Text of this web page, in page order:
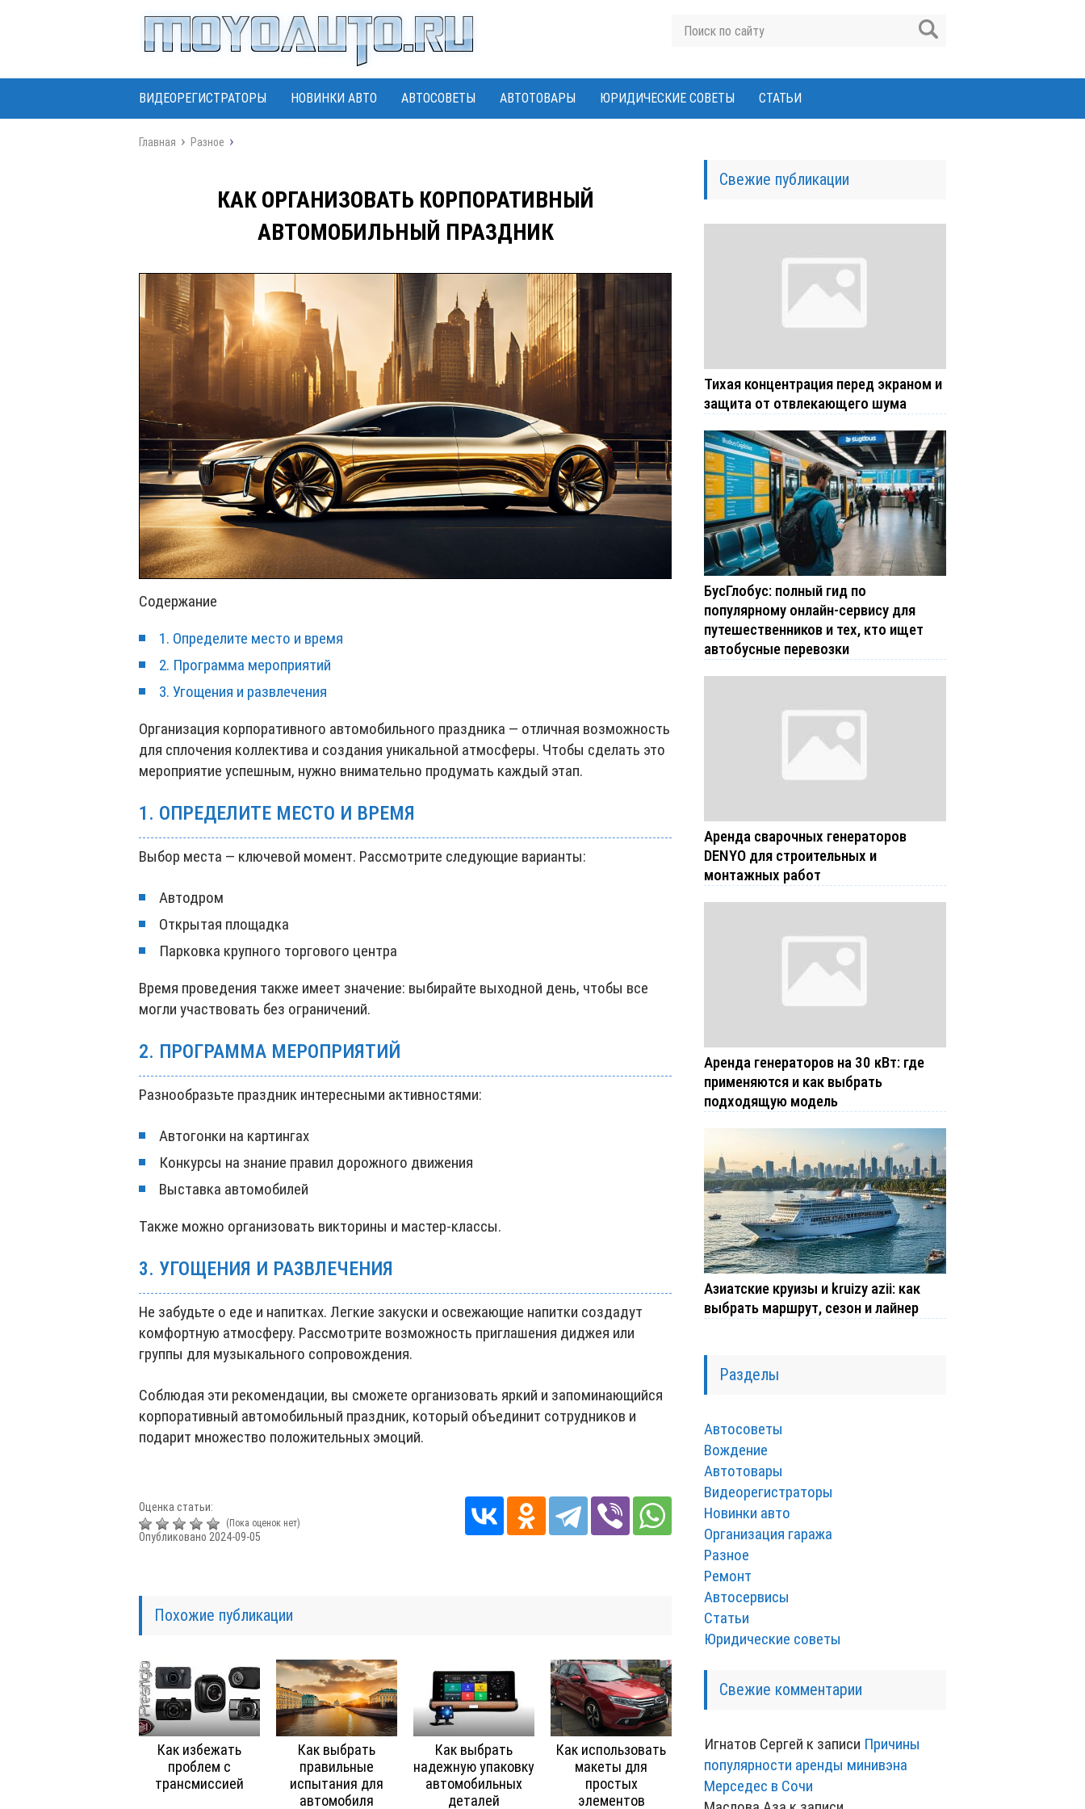
ВИДЕОРЕГИСТРАТОРЫ НОВИНКИ АВТО АВТОСОВЕТЫ АВТОТОВАРЫ ЮРИДИЧЕСКИЕ СОВЕТЫ СТАТЬИ
Главная Разное
КАК ОРГАНИЗОВАТЬ КОРПОРАТИВНЫЙ
АВТОМОБИЛЬНЫЙ ПРАЗДНИК
Содержание
1. Определите место и время
2. Программа мероприятий
3. Угощения и развлечения
Организация корпоративного автомобильного праздника — отличная возможность
для сплочения коллектива и создания уникальной атмосферы. Чтобы сделать это
мероприятие успешным, нужно внимательно продумать каждый этап.
1. ОПРЕДЕЛИТЕ МЕСТО И ВРЕМЯ
Выбор места — ключевой момент. Рассмотрите следующие варианты:
Автодром
Открытая площадка
Парковка крупного торгового центра
Время проведения также имеет значение: выбирайте выходной день, чтобы все
могли участвовать без ограничений.
2. ПРОГРАММА МЕРОПРИЯТИЙ
Разнообразьте праздник интересными активностями:
Автогонки на картингах
Конкурсы на знание правил дорожного движения
Выставка автомобилей
Также можно организовать викторины и мастер-классы.
3. УГОЩЕНИЯ И РАЗВЛЕЧЕНИЯ
Не забудьте о еде и напитках. Легкие закуски и освежающие напитки создадут
комфортную атмосферу. Рассмотрите возможность приглашения диджея или
группы для музыкального сопровождения.
Соблюдая эти рекомендации, вы сможете организовать яркий и запоминающийся
корпоративный автомобильный праздник, который объединит сотрудников и
подарит множество положительных эмоций.
Оценка статьи:
(Пока оценок нет)
Опубликовано 2024-09-05
Похожие публикации
Как избежать
проблем с
трансмиссией
Как выбрать
правильные
испытания для
автомобиля
Как выбрать
надежную упаковку
автомобильных
деталей
Как использовать
макеты для
простых
элементов
Свежие публикации
Тихая концентрация перед экраном и
защита от отвлекающего шума
БусГлобус: полный гид по
популярному онлайн-сервису для
путешественников и тех, кто ищет
автобусные перевозки
Аренда сварочных генераторов
DENYO для строительных и
монтажных работ
Аренда генераторов на 30 кВт: где
применяются и как выбрать
подходящую модель
Азиатские круизы и kruizy azii: как
выбрать маршрут, сезон и лайнер
Разделы
Автосоветы
Вождение
Автотовары
Видеорегистраторы
Новинки авто
Организация гаража
Разное
Ремонт
Автосервисы
Статьи
Юридические советы
Свежие комментарии
Игнатов Сергей к записи Причины
популярности аренды минивэна
Мерседес в Сочи